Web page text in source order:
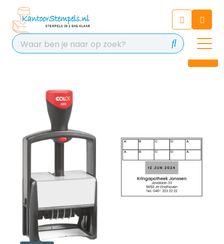
Chat 24/7 met onze chatbot
voor hulp
Contact